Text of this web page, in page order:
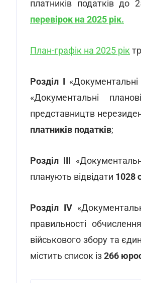
платників податків
перевірок на 2025 рік.
План-графік на 2025 рік
Розділ I
«Документальні
представництв
платників податків;
Розділ ІІІ
планують відвідати 1028
Розділ IV
правильності
військового збору та
містить список із266